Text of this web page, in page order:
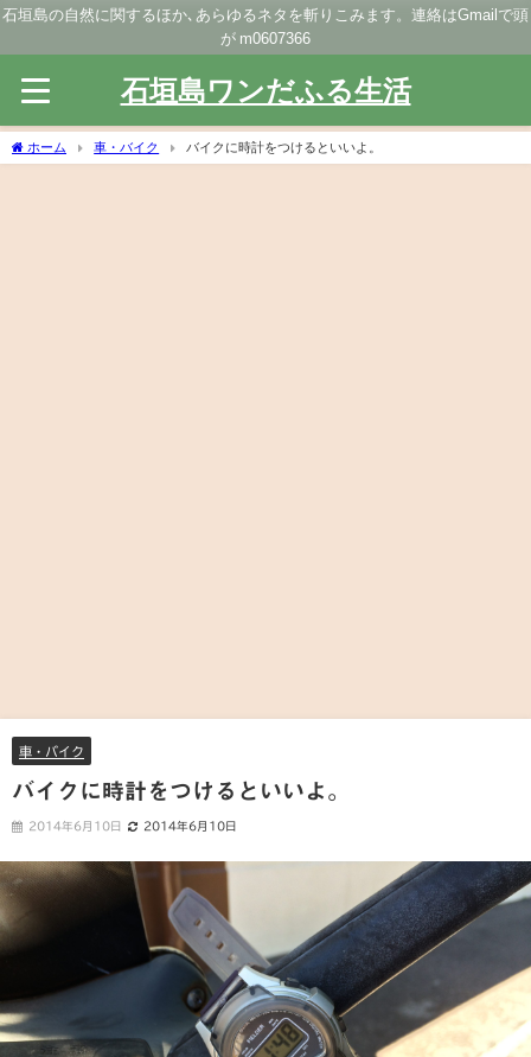
石垣島の自然に関するほか､あらゆるネタを斬りこみます。連絡はGmailで頭
が m0607366
石垣島ワンだふる生活
ホーム 車・バイク バイクに時計をつけるといいよ。
車・バイク
バイクに時計をつけるといいよ。
2014年6月10日 2014年6月10日